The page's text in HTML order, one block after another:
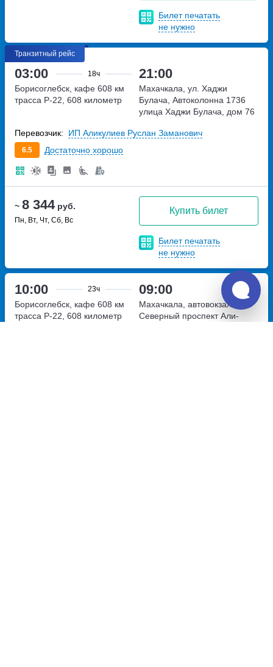
Билет печатать
не нужно
Транзитный рейс
03:00 18ч 21:00
~ 8 344руб.
Пн, Вт, Чт, Сб, Вс
Купить билет
Билет печатать
не нужно
Борисоглебск, кафе 608 км
трасса Р-22, 608 километр
Махачкала, ул. Хаджи
Булача, Автоколонна 1736
улица Хаджи Булача, дом 76
6.5 Достаточно хорошо
Перевозчик: ИП Аликулиев Руслан Заманович
10:00 23ч 09:00
Борисоглебск, кафе 608 км
трасса Р-22, 608 километр
Махачкала, автовокзал
Северный проспект Али-